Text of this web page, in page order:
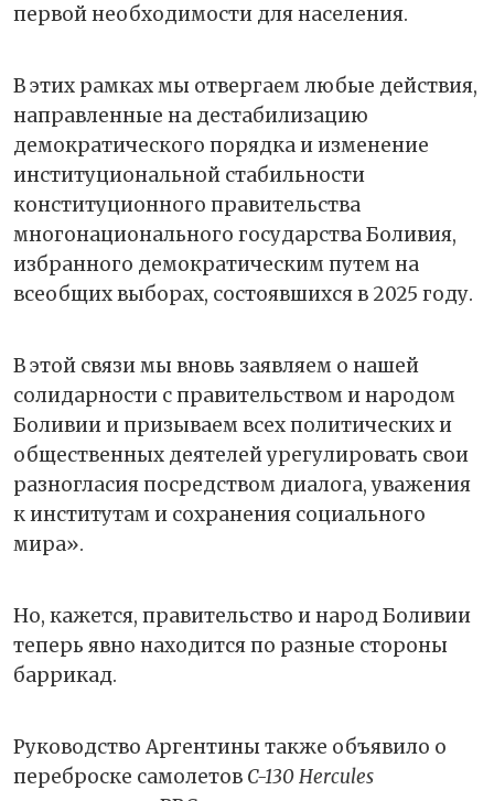
первой необходимости для населения.
В этих рамках мы отвергаем любые действия,
направленные на дестабилизацию
демократического порядка и изменение
институциональной стабильности
конституционного правительства
многонационального государства Боливия,
избранного демократическим путем на
всеобщих выборах, состоявшихся в 2025 году.
В этой связи мы вновь заявляем о нашей
солидарности с правительством и народом
Боливии и призываем всех политических и
общественных деятелей урегулировать свои
разногласия посредством диалога, уважения
к институтам и сохранения социального
мира».
Но, кажется, правительство и народ Боливии
теперь явно находится по разные стороны
баррикад.
Руководство Аргентины также объявило о
переброске самолетов C-130 Hercules